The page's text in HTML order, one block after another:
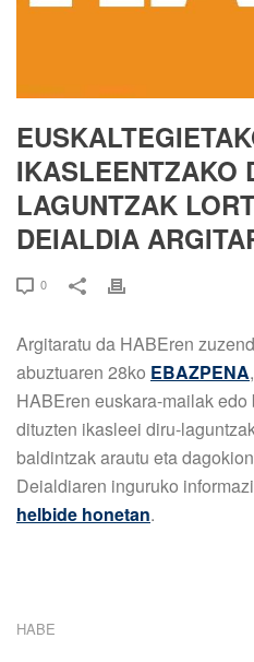
IKASLEENTZAKO
LAGUNTZAK
DEIALDIA
0
Argitaratu da HABEren
abuztuaren 28ko EBAZPENA
HABEren euskara-mailak
dituzten ikasleei diru-
baldintzak arautu eta
Deialdiaren inguruko
helbide honetan.
HABE